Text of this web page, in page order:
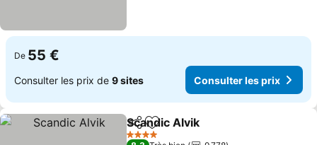
De 55 €
Consulter les prix de 9 sites Consulter les prix
PartagerAjouter à mes favoris
Scandic Alvik
4 Étoiles